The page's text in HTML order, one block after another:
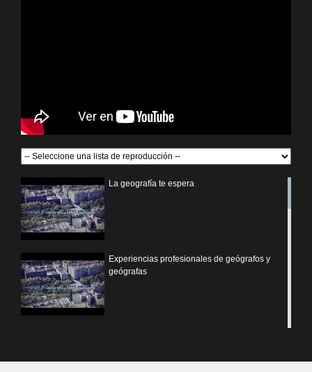
La geografía te espera
Experiencias profesionales de geógrafos y
geógrafas